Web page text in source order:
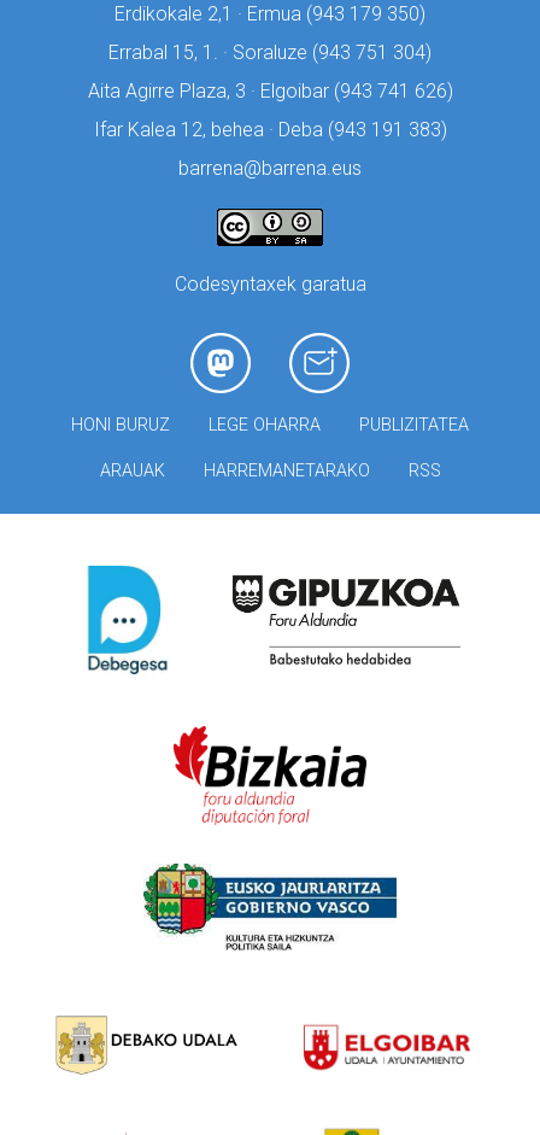
Erdikokale 2,1 · Ermua (943 179 350)
Errabal 15, 1. · Soraluze (943 751 304)
Aita Agirre Plaza, 3 · Elgoibar (943 741 626)
Ifar Kalea 12, behea · Deba (943 191 383)
barrena@barrena.eus
Codesyntaxek garatua
HONI BURUZ LEGE OHARRA PUBLIZITATEA
ARAUAK HARREMANETARAKO RSS